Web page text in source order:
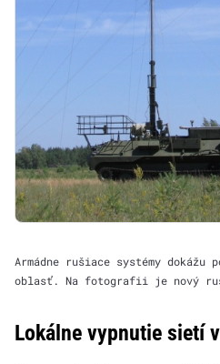
Armádne rušiace systémy
oblasť. Na fotografii je nový
Lokálne vypnutie sietí